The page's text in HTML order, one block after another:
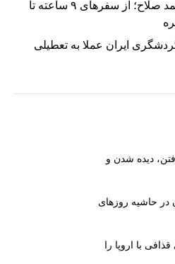
روایت فداکاری‌های محمد صلاح؛ از سفرهای ۹ ساعته تا
ایران عملا به تعطیلی
دیده شدن و
در حاشیه روزهای
با اروپا را